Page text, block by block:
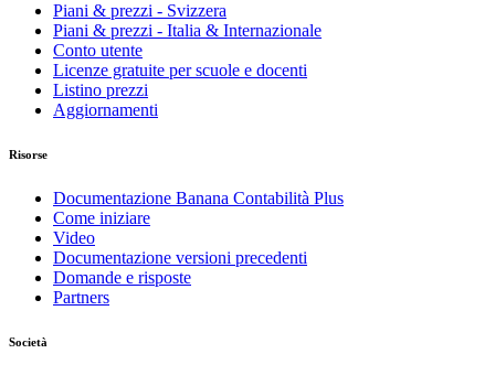
Piani & prezzi - Svizzera
Piani & prezzi - Italia & Internazionale
Conto utente
Licenze gratuite per scuole e docenti
Listino prezzi
Aggiornamenti
Risorse
Documentazione Banana Contabilità Plus
Come iniziare
Video
Documentazione versioni precedenti
Domande e risposte
Partners
Società